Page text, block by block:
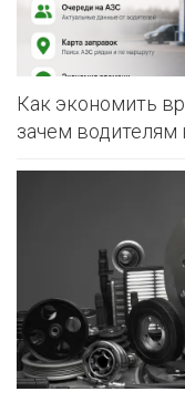
Как экономить
зачем водителям